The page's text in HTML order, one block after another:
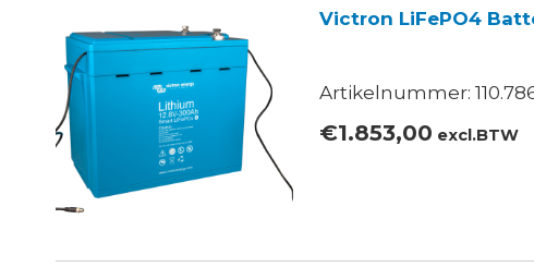
Victron LiFePO4
Artikelnummer:
€1.853,00 excl.BTW